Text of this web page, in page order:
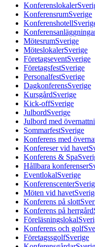
Konferenslokaler
KonferensrumSverige
Konferenshotell
MötesrumSverige
MöteslokalerSverige
FöretagseventSverige
FöretagsfestSverige
PersonalfestSverige
DagkonferensSverige
KursgårdSverige
Kick-offSverige
JulbordSverige
Julbord med
SommarfestSverige
Konferens med
Konfereser vid havet
Konferens & Spa
Hållbara konferenser
EventlokalSverige
Konferenscenter
Möten vid havet
Konferens på slott
Konferens på herrgård
Föreläsningslokal
Konferens och golf
FöretagssgolfSverige